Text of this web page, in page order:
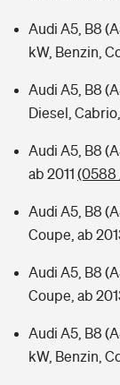
Audi A5, B8
kW, Benzin,
Audi A5, B8
Diesel,
Audi A5, B8
ab 2011 (0588
Audi A5, B8
Coupe, ab
Audi A5, B8
Coupe, ab
Audi A5, B8
kW, Benzin,